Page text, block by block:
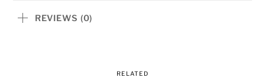
กระดาษREVIEWS (0)
RELATED